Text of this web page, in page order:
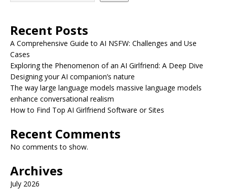
Recent Posts
A Comprehensive Guide to AI NSFW: Challenges and Use
Cases
Exploring the Phenomenon of an AI Girlfriend: A Deep Dive
Designing your AI companion’s nature
The way large language models massive language models
enhance conversational realism
How to Find Top AI Girlfriend Software or Sites
Recent Comments
No comments to show.
Archives
July 2026